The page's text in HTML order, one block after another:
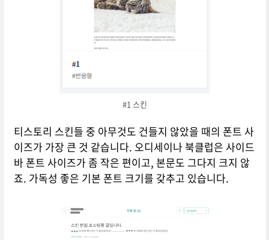
#1 스킨
티스토리 스킨들 중 아무것도 건들지 않았을 때의 폰트 사
이즈가 가장 큰 것 같습니다. 오디세이나 북클럽은 사이드
바 폰트 사이즈가 좀 작은 편이고, 본문도 그다지 크지 않
죠. 가독성 좋은 기본 폰트 크기를 갖추고 있습니다.